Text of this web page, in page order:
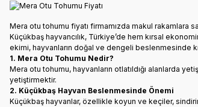
Mera otu tohumu fiyatı firmamızda makul rakamlara
Küçükbaş hayvancılık, Türkiye’de hem kırsal
ekimi, hayvanların doğal ve dengeli beslenmesinde
1. Mera Otu Tohumu Nedir?
Mera otu tohumu, hayvanların otlatıldığı alanlarda
yetiştirmektir.
2. Küçükbaş Hayvan Beslenmesinde Önemi
Küçükbaş hayvanlar, özellikle koyun ve keçiler,